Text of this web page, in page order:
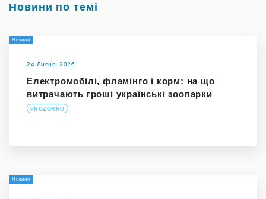
Новини по темі
Новини
24 Липня, 2026
Електромобілі, фламінго і корм: на що
витрачають гроші українські зоопарки
PROZORRO
Новини